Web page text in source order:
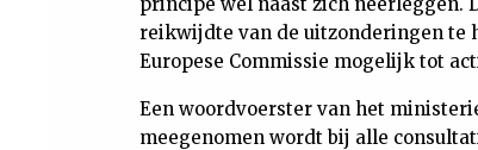
reikwijdte van de uitzonderingen te
Europese Commissie mogelijk tot
Een woordvoerster van het
meegenomen wordt bij alle